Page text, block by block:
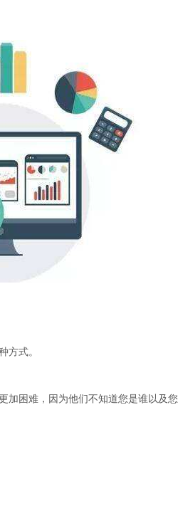
方式。
困难，因为他们不知道您是谁以及您